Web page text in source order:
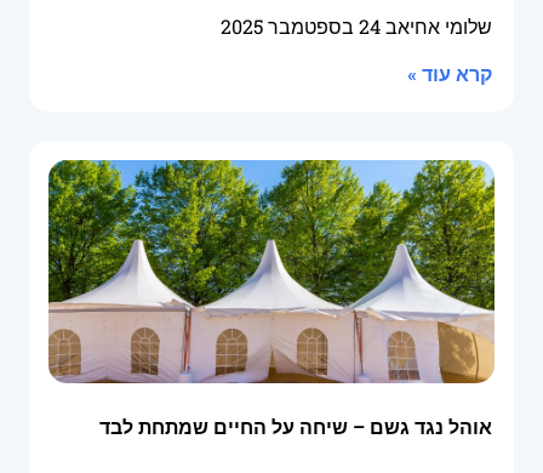
שלומי אחיאב24 בספטמבר 2025
קרא עוד »
אוהל נגד גשם – שיחה על החיים שמתחת לבד